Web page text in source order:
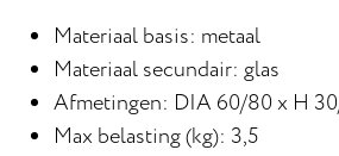
Materiaal basis: metaal
Materiaal secundair: glas
Afmetingen: DIA 60/80 x H
Max belasting (kg): 3,5